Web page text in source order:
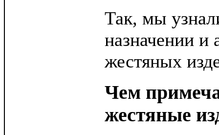
Так, мы
назначении и
жестяных
Чем
жестяные